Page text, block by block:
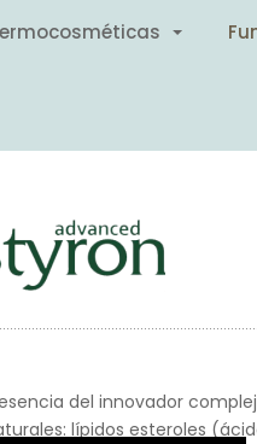
del innovador
lípidos esteroles